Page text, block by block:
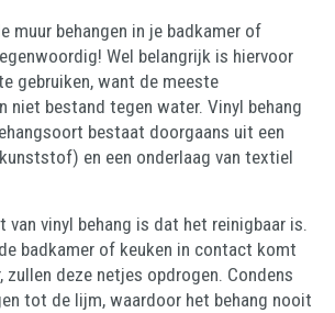
muur behangen in je badkamer of
Wel belangrijk is hiervoor
gebruiken, want de meeste
niet bestand tegen water. Vinyl behang
bestaat doorgaans uit een
en een onderlaag van textiel
van vinyl behang is dat het reinigbaar is.
badkamer of keuken in contact komt
deze netjes opdrogen. Condens
tot de lijm, waardoor het behang nooit